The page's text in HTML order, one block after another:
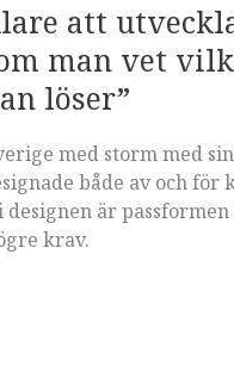
att
man vet
löser”
med storm med
både av och för
är
krav.